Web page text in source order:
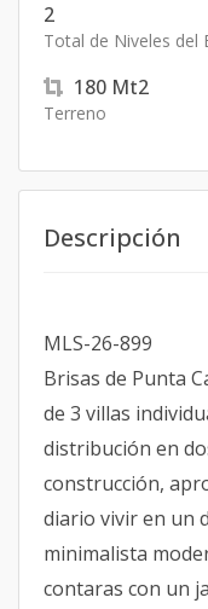
2
Total de Niveles del
180 Mt2
Terreno
Descripción
MLS-26-899
Brisas de Punta
de 3 villas
distribución en
construcción,
diario vivir en un
minimalista
contaras con un